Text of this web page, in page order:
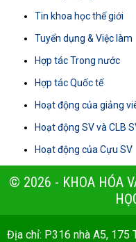
Tin khoa học thế giới
Tuyển dụng & Việc làm
Hợp tác Trong nước
Hợp tác Quốc tế
Hoạt động của giảng
Hoạt động SV và CLB
Hoạt động của Cựu SV
© 2026 - KHOA HÓA
Địa chỉ: P316 nhà A5, 175